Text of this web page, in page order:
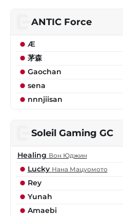
ANTIC Force
Æ
茅森
Gaochan
sena
nnnjiisan
Soleil Gaming GC
Healing Вон Юджин
Lucky Нана Мацуомото
Rey
Yunah
Amaebi